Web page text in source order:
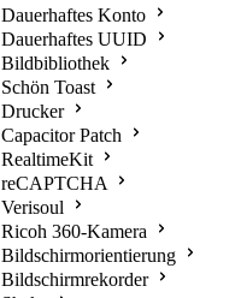
Dauerhaftes Konto
Dauerhaftes UUID
Bildbibliothek
Schön Toast
Drucker
Capacitor Patch
RealtimeKit
reCAPTCHA
Verisoul
Ricoh 360-Kamera
Bildschirmorientierung
Bildschirmrekorder